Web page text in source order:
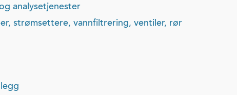
analysetjenester